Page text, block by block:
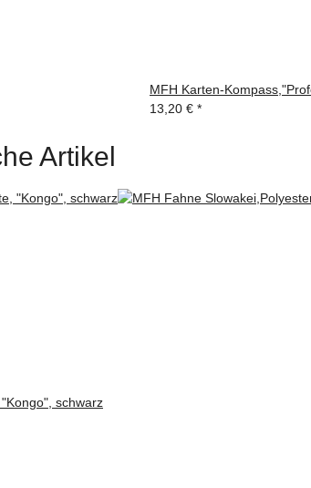
MFH Karten-
13,20 € *
Artikel
schwarz